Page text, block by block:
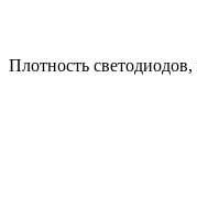
Плотность